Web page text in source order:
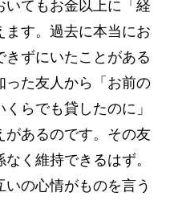
てもお金以上に「経
す。過去に本当にお
ずにいたことがある
った友人から「お前の
らでも貸したのに」
があるのです。その友
く維持できるはず。
の心情がものを言う